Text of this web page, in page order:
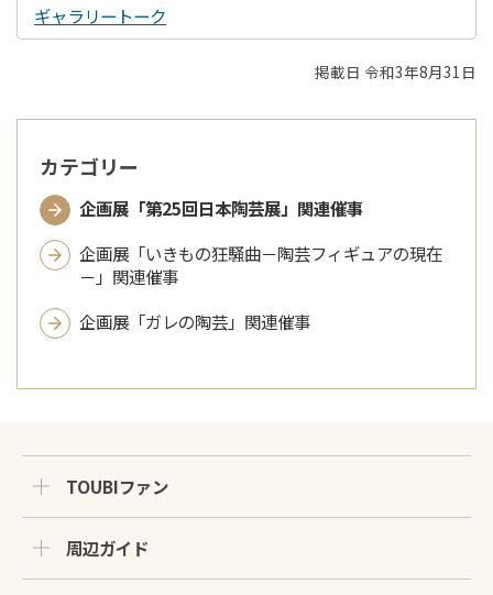
ギャラリートーク
掲載日 令和3年8月31日
カテゴリー
企画展「第25回日本陶芸展」関連催事
企画展「いきもの狂騒曲－陶芸フィギュアの現在
－」関連催事
企画展「ガレの陶芸」関連催事
TOUBIファン
周辺ガイド